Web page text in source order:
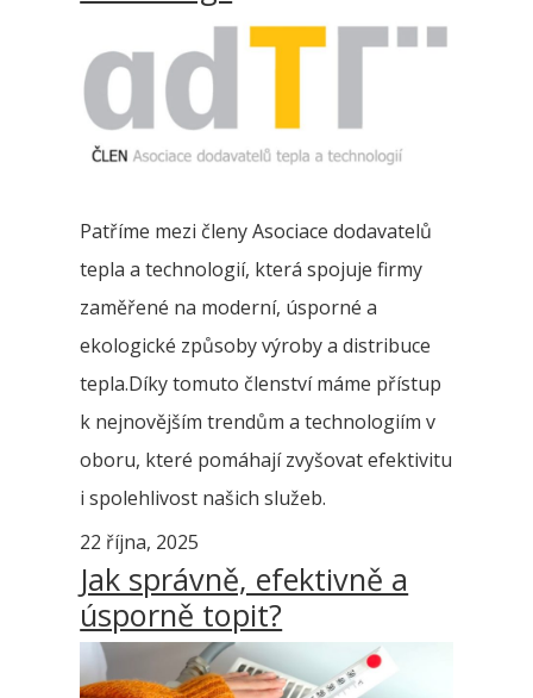
Patříme mezi členy Asociace dodavatelů
tepla a technologií, která spojuje firmy
zaměřené na moderní, úsporné a
ekologické způsoby výroby a distribuce
tepla.Díky tomuto členství máme přístup
k nejnovějším trendům a technologiím v
oboru, které pomáhají zvyšovat efektivitu
i spolehlivost našich služeb.
22 října, 2025
Jak správně, efektivně a
úsporně topit?